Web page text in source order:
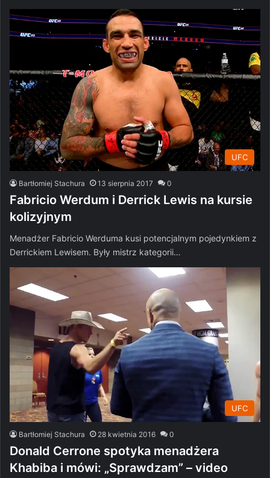
UFC
Bartłomiej Stachura 13 sierpnia 2017 0
Fabricio Werdum i Derrick Lewis na kursie
kolizyjnym
Menadżer Fabricio Werduma kusi potencjalnym pojedynkiem z
Derrickiem Lewisem. Były mistrz kategorii…
UFC
Bartłomiej Stachura 28 kwietnia 2016 0
Donald Cerrone spotyka menadżera
Khabiba i mówi: „Sprawdzam” – video